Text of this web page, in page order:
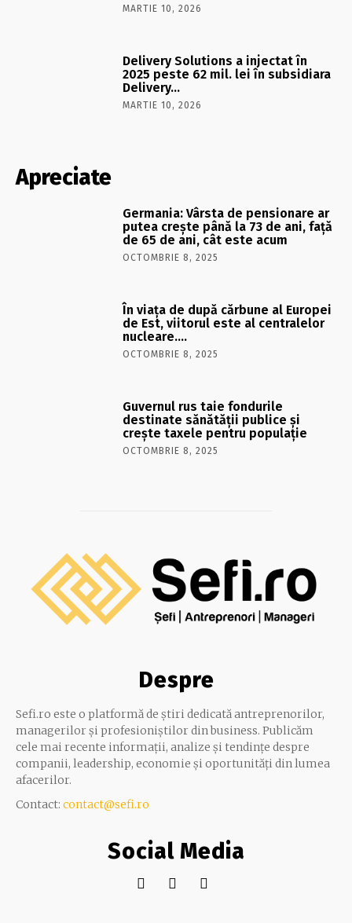
MARTIE 10, 2026
Delivery Solutions a injectat în
2025 peste 62 mil. lei în subsidiara
Delivery…
MARTIE 10, 2026
Apreciate
Germania: Vârsta de pensionare ar
putea crește până la 73 de ani, față
de 65 de ani, cât este acum
OCTOMBRIE 8, 2025
În viaţa de după cărbune al Europei
de Est, viitorul este al centralelor
nucleare….
OCTOMBRIE 8, 2025
Guvernul rus taie fondurile
destinate sănătății publice și
crește taxele pentru populație
OCTOMBRIE 8, 2025
Despre
Sefi.ro este o platformă de știri dedicată antreprenorilor,
managerilor și profesioniștilor din business. Publicăm
cele mai recente informații, analize și tendințe despre
companii, leadership, economie și oportunități din lumea
afacerilor.
Contact: contact@sefi.ro
Social Media